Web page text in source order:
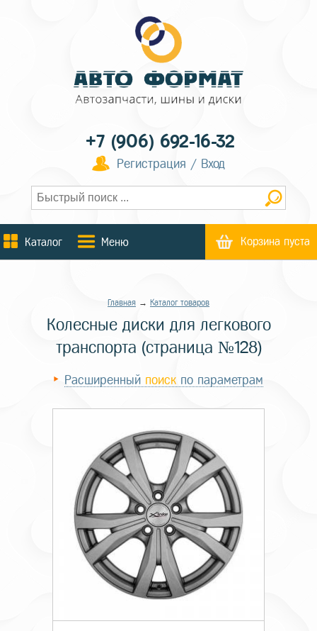
+7 (906) 692-16-32
Регистрация / Вход
Каталог Меню Корзина пуста
Главная → Каталог товаров
Колесные диски для легкового
транспорта (страница №128)
Расширенный поиск по параметрам